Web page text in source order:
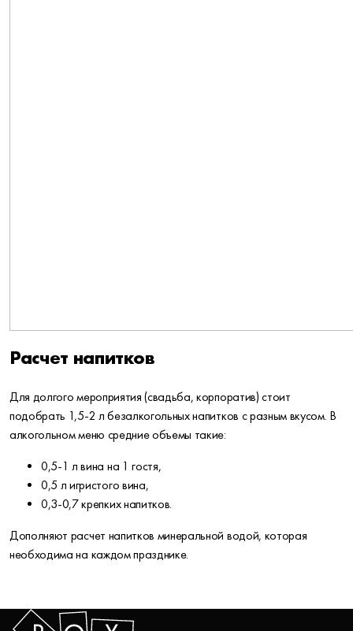
Расчет напитков
Для долгого мероприятия (свадьба, корпоратив) стоит
подобрать 1,5-2 л безалкогольных напитков с разным вкусом. В
алкогольном меню средние объемы такие:
0,5-1 л вина на 1 гостя,
0,5 л игристого вина,
0,3-0,7 крепких напитков.
Дополняют расчет напитков минеральной водой, которая
необходима на каждом празднике.